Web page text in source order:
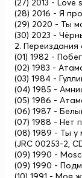
(27) 2013 - Love
(28) 2016 - Я
(29) 2020 - Ты
(30) 2023 -
2.
(01) 1982 -
(02) 1983 -
(03) 1984 -
(04) 1985 -
(05) 1986 -
(06) 1987 -
(07) 1988 - Нет
(08) 1989 - Ты у
(JRC 00253-2,
(09) 1990 -
(09) 1990 -